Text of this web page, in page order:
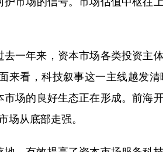
年来，资本市场各类投资主
看，科技叙事这一主线越发
场的良好生态正在形成。前海
从底部走强。